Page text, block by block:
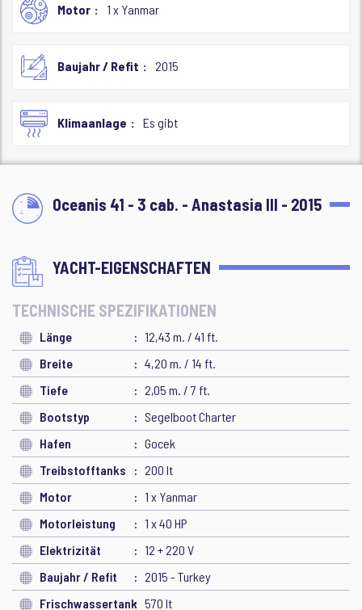
Motor 1 x Yanmar
Baujahr / Refit 2015
Klimaanlage Es gibt
Oceanis 41 - 3 cab. - Anastasia III - 2015
YACHT-EIGENSCHAFTEN
TECHNISCHE SPEZIFIKATIONEN
Länge
12,43 m. / 41 ft.
Breite
4,20 m. / 14 ft.
Tiefe
2,05 m. / 7 ft.
Bootstyp
Segelboot Charter
Hafen
Gocek
Treibstofftanks
200 lt
Motor
1 x Yanmar
Motorleistung
1 x 40 HP
Elektrizität
12 + 220 V
Baujahr / Refit
2015 - Turkey
Frischwassertank 570 lt